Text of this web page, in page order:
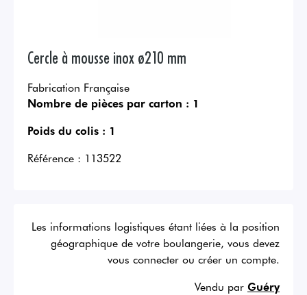
Cercle à mousse inox ø210 mm
Fabrication Française
Nombre de pièces par carton : 1
Poids du colis : 1
Référence : 113522
Les informations logistiques étant liées à la position
géographique de votre boulangerie, vous devez
vous connecter ou créer un compte.
Vendu par Guéry